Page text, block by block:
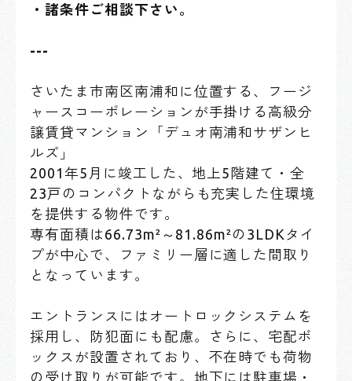
・諸条件ご相談下さい。
---
さいたま市南区南浦和に位置する、フージ
ャースコーポレーションが手掛ける高級分
譲賃貸マンション「デュオ南浦和サザンヒ
ルズ」
2001年5月に竣工した、地上5階建て・全
23戸のコンパクトながらも充実した住環境
を提供する物件です。
専有面積は66.73m²～81.86m²の3LDKタイ
プが中心で、ファミリー層に適した間取り
となっています。
エントランスにはオートロックシステムを
採用し、防犯面にも配慮。さらに、宅配ボ
ックスが設置されており、不在時でも荷物
の受け取りが可能です。地下には駐車場・